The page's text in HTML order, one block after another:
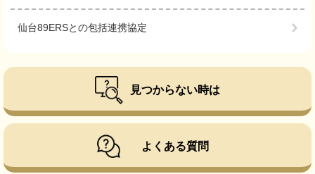
仙台89ERSとの包括連携協定
見つからない時は
よくある質問